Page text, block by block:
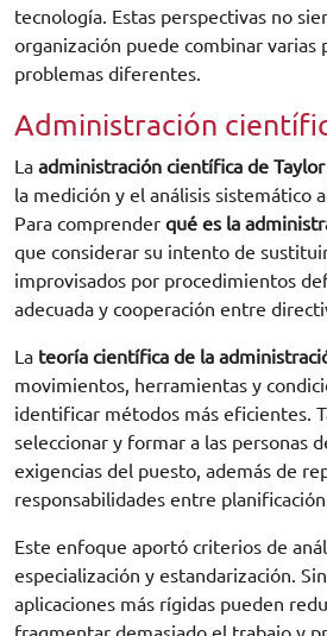
tecnología. Estas perspectivas no
organización puede combinar varias
problemas diferentes.
Administración
La administración científica de Taylor
la medición y el análisis sistemático
Para comprender qué es la
que considerar su intento de
improvisados por procedimientos
adecuada y cooperación entre
La teoría científica de la
movimientos, herramientas y
identificar métodos más eficientes.
seleccionar y formar a las personas
exigencias del puesto, además de
responsabilidades entre
Este enfoque aportó criterios de
especialización y estandarización.
aplicaciones más rígidas pueden